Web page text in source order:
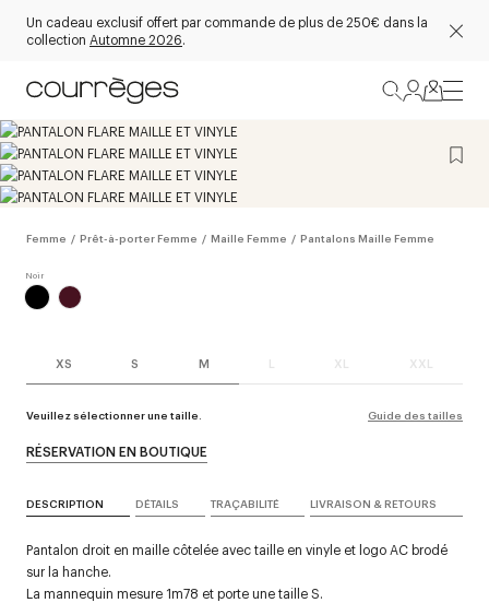
Un cadeau exclusif offert par commande de plus de 250€ dans la
collection Automne 2026.
Femme / Prêt-à-porter Femme / Maille Femme / Pantalons Maille Femme
XS S M L XL XXL
Veuillez sélectionner une taille. Guide des tailles
RÉSERVATION EN BOUTIQUE
DESCRIPTION DÉTAILS TRAÇABILITÉ LIVRAISON & RETOURS
Pantalon droit en maille côtelée avec taille en vinyle et logo AC brodé
sur la hanche.
La mannequin mesure 1m78 et porte une taille S.